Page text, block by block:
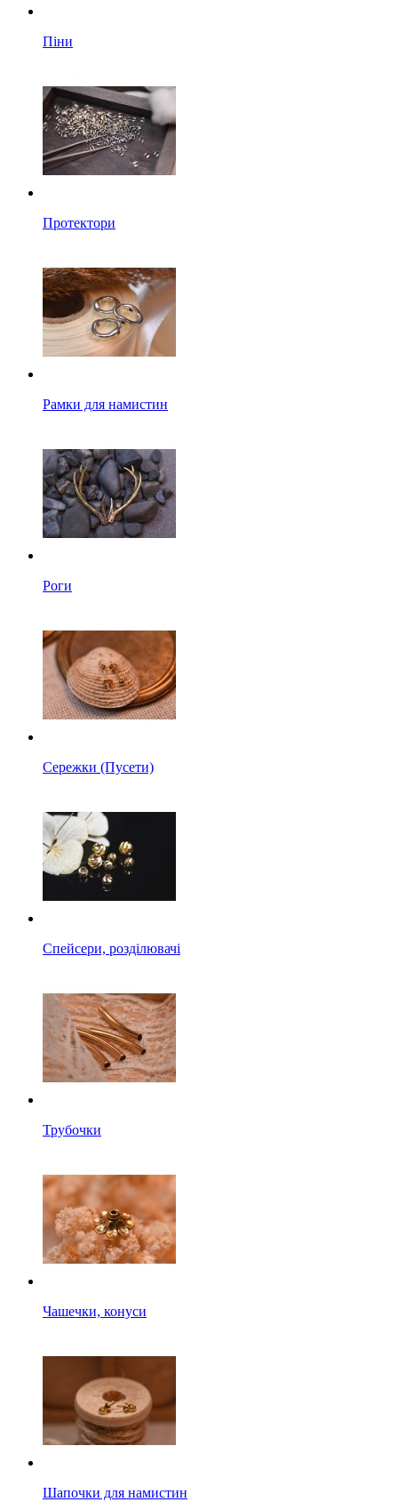
Піни
Протектори
Рамки для намистин
Роги
Сережки (Пусети)
Спейсери, розділювачі
Трубочки
Чашечки, конуси
Шапочки для намистин